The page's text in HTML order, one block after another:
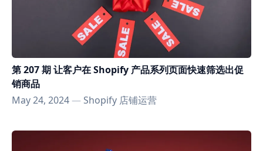
第 207 期 让客户在 Shopify 产品系列页面快速筛选出促
销商品
May 24, 2024—Shopify 店铺运营